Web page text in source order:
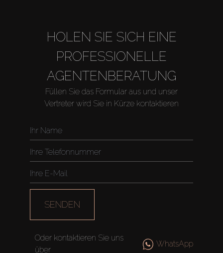
HOLEN SIE SICH EINE
PROFESSIONELLE
AGENTENBERATUNG
Füllen Sie das Formular aus und unser
Vertreter wird Sie in Kürze kontaktieren
SENDEN
Oder kontaktieren Sie uns
über
WhatsApp